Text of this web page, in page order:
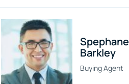
Spephane
Barkley
Buying Agent